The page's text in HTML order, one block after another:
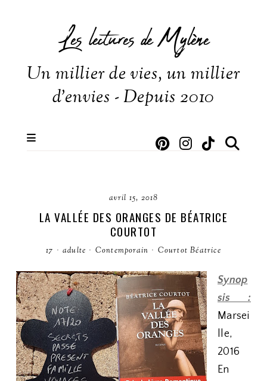
Les lectures de Mylène
Un millier de vies, un millier
d'envies - Depuis 2010
avril 15, 2018
LA VALLÉE DES ORANGES DE BÉATRICE
COURTOT
17 · adulte · Contemporain · Courtot Béatrice
Synop
sis :
Marsei
lle,
2016
En